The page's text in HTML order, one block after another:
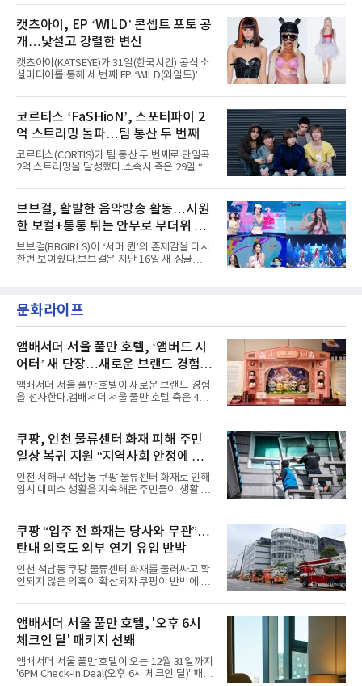
코르티스 등 K팝 스타들이 출연진 명단에 이름
을 올렸다.이날 에스파는
AxMxP는 데뷔 전부터 버스킹과 각종 페스티벌,
공연 무대에 오르며 실전 경험을 쌓아왔다.이들
은 소속사 패밀리 콘서트를 비롯해 '뷰티풀 민트
라이프 2025', '2025 부산국제록페스티벌' 등 대
형 무대에 잇달아 출연해 당찬 에너지와 풋풋한
매력으로 음악팬들의 눈도장을 찍었다.이후
AxMxP는 '카운트다운 판타지 2025-2026',
정적인 실력을 입증했고, 올해 '2026 어썸뮤직
페스티벌', '뷰티풀 민트 라이프 2026', '2026
캣츠아이, EP ‘WILD’ 콘셉트 포토 공
개…낯설고 강렬한 변신
캣츠아이(KATSEYE)가 31일(한국시간) 공식 소
셜미디어를 통해 세 번째 EP ‘WILD(와일드)’의
heart(와일드 하트)’라는 제목이 붙은 콘셉트 포
토에는 멤버들의 본능적이고 야성적인 면모가
강렬하게 담겼다. 짙은 아이섀도와 푸른빛·금빛·
붉은빛의 컬러 렌즈가 비현실적인 분위기를 자
아내고, 여러 원색이 불규칙하게 뒤섞인 멀티컬
러 헤어와 과감한 블루·블랙 립 메이크업이 낯설
고도 매혹적인 비주얼을 완성했다.스타일링 역
엣을 거침없이 결합했다. 멤버들은 각기 다른 개
성을 살린 스타일링을 선
코르티스 ‘FaSHioN’, 스포티파이 2
억 스트리밍 돌파…팀 통산 두 번째
코르티스(CORTIS)가 팀 통산 두 번째로 단일곡
2억 스트리밍을 달성했다.소속사 측은 29일 “코
벌 오디오·음원 스트리밍 플랫폼 스포티파이에
서 27일 자로 누적 재생 수 2억 회를 돌파했
다”고 밝혔다.곡이 발표된 지 약 10개월 만이다.
팀의 첫 번째 2억 스트리밍 곡은 동일 음반에 수
록된 ‘GO!’다. 이 노래는 공개 약 9개월 만인 지
난달 26일 자에 2억 고지를 밟았다. 이는 최근 5
년 내 데뷔한 보이그룹의 곡 중 최단기 2억 달성
했다. “내 티, 5 bucks 바지는, 만원” 등 멤버들
의 라이프 스타일
브브걸, 활발한 음악방송 활동…시원
한 보컬+통통 튀는 안무로 무더위 사
냥
브브걸(BBGIRLS)이 ‘서머 퀸’의 존재감을 다시
한번 보여줬다.브브걸은 지난 16일 새 싱글
MBC '쇼! 음악중심', SBS '인기가요' 등 주요 음
악방송 무대에 올라 화려한 퍼포먼스를 펼쳤다.
력을 앞세워 매 무대 색다른 볼거리를 선사했다.
특히 화사한 파스텔 톤의 비치웨어부터 청량한
마린룩, 햇살 아래 반짝이는 물결을 연상시키는
스커트, 강렬한 붉은 계열의 스타일링까지 각기
다른 매력을 선보였다. 브브걸은 다채로운 여름
패션을 완벽하게 소화하며 보
문화라이프
앰배서더 서울 풀만 호텔, ‘앰버드 시
어터’ 새 단장…새로운 브랜드 경험 선
사
앰배서더 서울 풀만 호텔이 새로운 브랜드 경험
을 선사한다.앰배서더 서울 풀만 호텔 측은 4일
이야기를 담은 인형 극장 콘셉트의 공간 ‘앰버드
시어터(Ambird Theater)’를 새롭게 선보인
다”고 밝혔다.앰배서더 서울 풀만 호텔은 로비
한편에 마련된 앰버드 존을 통해 앰버드의 세계
관을 소개해왔다. 앰버드 존은 앰버드가 우주여
행 중 수집한 다양한 굿즈를 전시한 '앰버드 플래
닛(Ambird Planet)과 계절별 플라워 연출로 사
라 극장을 모티브로 한 데코레이션으로 구성됐
다. 무대 공간 및 티켓 박스
쿠팡, 인천 물류센터 화재 피해 주민
일상 복귀 지원 “지역사회 안정에 총
력”
인천 서해구 석남동 쿠팡 물류센터 화재로 인해
임시 대피소 생활을 지속해온 주민들이 생활 터
필먼트서비스(CFS)가 지난 28일부터 화재 피해
주민을 대상으로 전문 출장 청소서비스 지원에
나섬으로써 본격적인 지역사회 복구 작업이 시
작된 것이다.대피소 주민 중심 청소 접수, 첫날
부터 2가구 지원 완료CFS는 신현초등학교, 신
현북초등학교, 신현여자중학교 등 인천 서해구
관내 임시 대피소 3곳에서 체류해온 화재 피해
민들의 호응 속에 CFS는 즉시 행동에 나섰다. 지
난 28일 오후 전문 청소업체와
쿠팡 “입주 전 화재는 당사와 무관”…
탄내 의혹도 외부 연기 유입 반박
인천 석남동 쿠팡 물류센터 화재를 둘러싸고 확
인되지 않은 의혹이 확산되자 쿠팡이 반박에 나
에 대해서는 외부 화재 연기 유입이라고 설명했
고, 2023년 같은 물류센터에서 발생한 화재에
대해서도 쿠팡 입주 전 공사 과정에서 벌어진 일
이라며 선을 그었다.쿠팡은 21일 인천 물류센터
내부에서 불이 타는 냄새가 났다는 의혹과 관련
해 “사실무근”이라는 입장을 밝혔다.회사 측은
“인근에서 지난 15일 다른 회사에서 발생한 대
앰배서더 서울 풀만 호텔, '오후 6시
체크인 딜' 패키지 선봬
앰배서더 서울 풀만 호텔이 오는 12월 31일까지
'6PM Check-in Deal(오후 6시 체크인 딜)' 패키